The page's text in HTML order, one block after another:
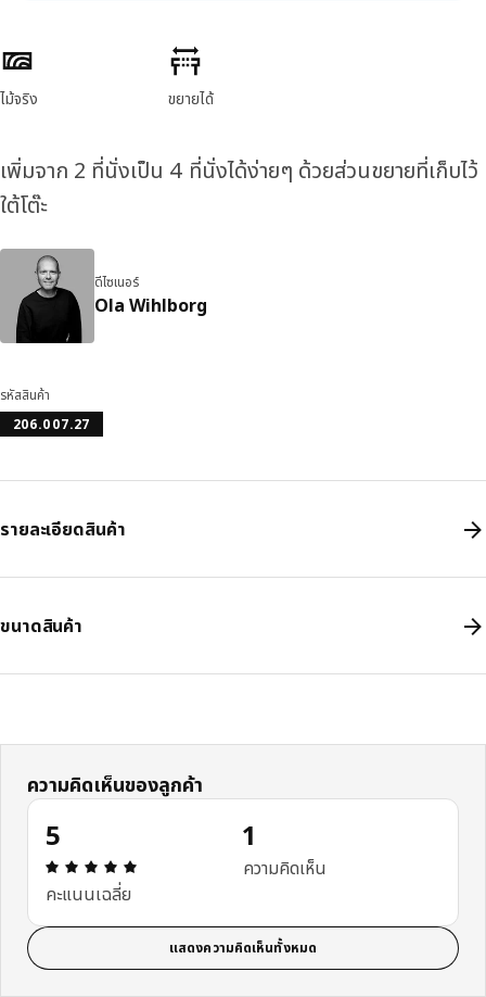
ลักษณะสินค้า
ไม้จริง ขยายได้
เพิ่มจาก 2 ที่นั่งเป็น 4 ที่นั่งได้ง่ายๆ ด้วยส่วนขยายที่เก็บไว้
ใต้โต๊ะ
ดีไซเนอร์
Ola Wihlborg
รหัสสินค้า
206.007.27
รายละเอียดสินค้า
ขนาดสินค้า
ความคิดเห็นของลูกค้า
5
ความคิดเห็น: 5 จาก 5 ดาว รีวิวทั้งหมด: 1
คะแนนเฉลี่ย
1
ความคิดเห็น
แสดงความคิดเห็นทั้งหมด